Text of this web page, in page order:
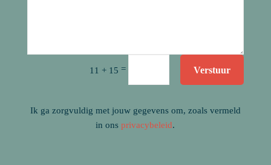
11 + 15 = Verstuur
Ik ga zorgvuldig met jouw gegevens om, zoals vermeld
in onsprivacybeleid.